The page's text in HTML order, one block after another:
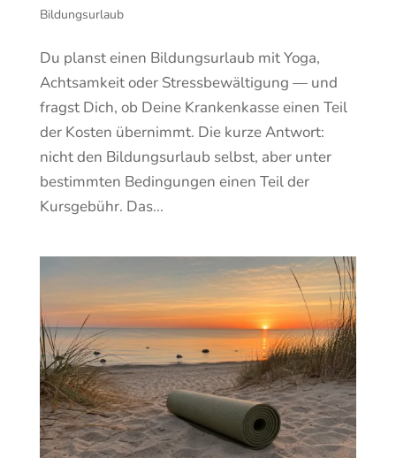
Bildungsurlaub
Du planst einen Bildungsurlaub mit Yoga,
Achtsamkeit oder Stressbewältigung — und
fragst Dich, ob Deine Krankenkasse einen Teil
der Kosten übernimmt. Die kurze Antwort:
nicht den Bildungsurlaub selbst, aber unter
bestimmten Bedingungen einen Teil der
Kursgebühr. Das...